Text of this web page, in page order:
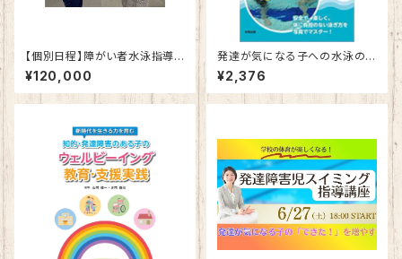
【個別日程】障がい者水泳指導
員養成研修 初級・中級・上級
コース
¥120,000
発達が気になる子への水泳の
教え方 スモールステップでみ
るみる泳げる
¥2,376